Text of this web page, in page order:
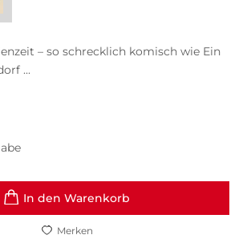
– so schrecklich komisch wie Ein
...
In den Warenkorb
Merken